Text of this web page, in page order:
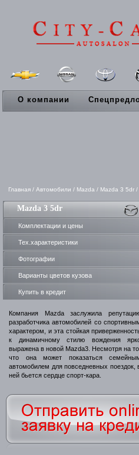
О компании
Главная / Автомобили / Mazda / Mazda 3 5dr /
Mazda 3 5dr
Комплектации и цены
Тех.характеристики
Фотографии
Варианты цветов кузова
Купить в кредит
Компания Mazda заслужила
разработчика автомобилей со
характером, и эта стойкая
к динамичному стилю вождения
выражена в новой Mazda3. Несмотря на то,
что она может показаться
автомобилем для повседневных поездок,
ней бьется сердце спорт-кара.